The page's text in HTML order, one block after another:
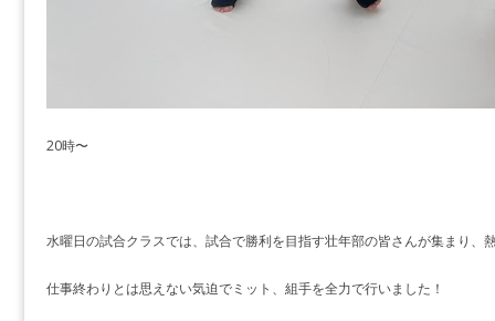
20時〜
水曜日の試合クラスでは、試合で勝利を目指す壮年部の皆さんが集まり、
仕事終わりとは思えない気迫でミット、組手を全力で行いました！